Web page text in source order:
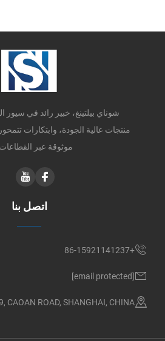
شوناي بيلتينغ، خبير رائد في سيور
منتجات عالية الجودة، وابتكارات
موثوقة عبر القطاعات
اتصل بنا
+86-15921141237
[email protected]
CAOAN ROAD, SHANGHAI, CHINA